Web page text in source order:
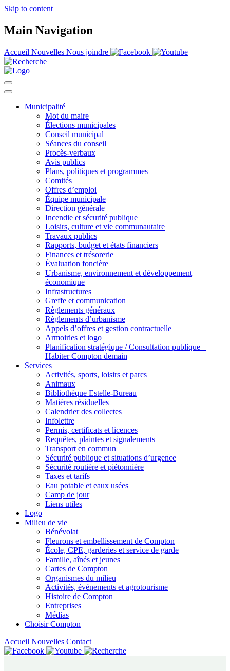
Skip to content
Main Navigation
Accueil Nouvelles Nous joindre
Municipalité
Mot du maire
Élections municipales
Conseil municipal
Séances du conseil
Procès-verbaux
Avis publics
Plans, politiques et programmes
Comités
Offres d’emploi
Équipe municipale
Direction générale
Incendie et sécurité publique
Loisirs, culture et vie communautaire
Travaux publics
Rapports, budget et états financiers
Finances et trésorerie
Évaluation foncière
Urbanisme, environnement et développement
économique
Infrastructures
Greffe et communication
Règlements généraux
Règlements d’urbanisme
Appels d’offres et gestion contractuelle
Armoiries et logo
Planification stratégique / Consultation publique –
Habiter Compton demain
Services
Activités, sports, loisirs et parcs
Animaux
Bibliothèque Estelle-Bureau
Matières résiduelles
Calendrier des collectes
Infolettre
Permis, certificats et licences
Requêtes, plaintes et signalements
Transport en commun
Sécurité publique et situations d’urgence
Sécurité routière et piétonnière
Taxes et tarifs
Eau potable et eaux usées
Camp de jour
Liens utiles
Logo
Milieu de vie
Bénévolat
Fleurons et embellissement de Compton
École, CPE, garderies et service de garde
Famille, aînés et jeunes
Cartes de Compton
Organismes du milieu
Activités, événements et agrotourisme
Histoire de Compton
Entreprises
Médias
Choisir Compton
Accueil Nouvelles Contact